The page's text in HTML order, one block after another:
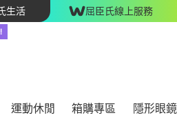
生活 屈臣氏線上服務
運動休閒 箱購專區 隱形眼鏡